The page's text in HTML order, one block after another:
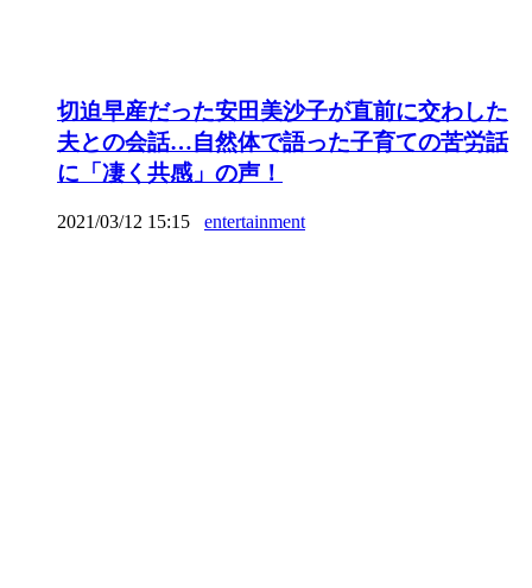
切迫早産だった安田美沙子が直前に交わした
夫との会話…自然体で語った子育ての苦労話
に「凄く共感」の声！
2021/03/12 15:15 entertainment